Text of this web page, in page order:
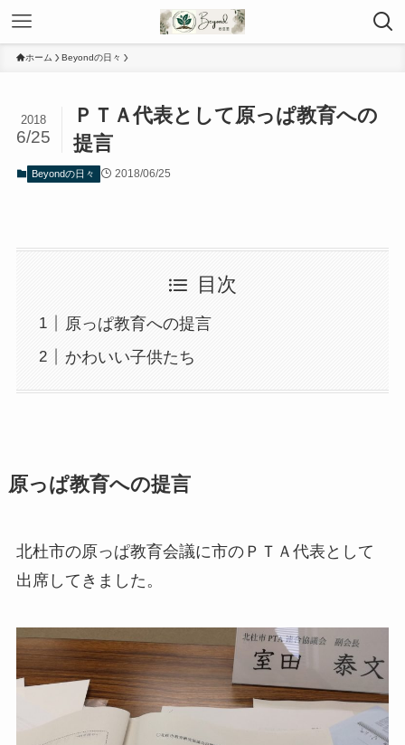
ホーム Beyondの日々
ＰＴＡ代表として原っぱ教育への
提言
2018
6/25
Beyondの日々 2018/06/25
目次
原っぱ教育への提言
かわいい子供たち
原っぱ教育への提言
北杜市の原っぱ教育会議に市のＰＴＡ代表として
出席してきました。